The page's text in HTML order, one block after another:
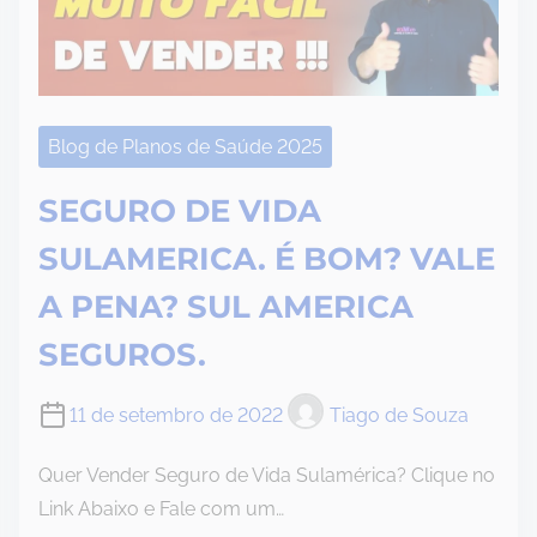
Blog de Planos de Saúde 2025
SEGURO DE VIDA
SULAMERICA. É BOM? VALE
A PENA? SUL AMERICA
SEGUROS.
11 de setembro de 2022 Tiago de Souza
Quer Vender Seguro de Vida Sulamérica? Clique no
Link Abaixo e Fale com um…